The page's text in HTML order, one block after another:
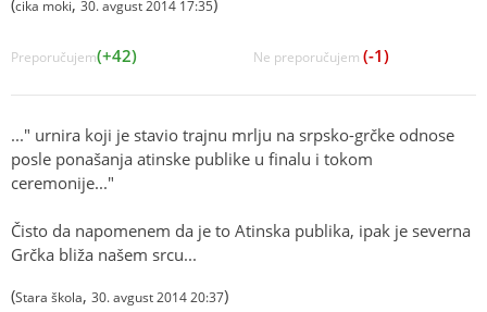
(cika moki, 30. avgust 2014 17:35)
Preporučujem(+42) Ne preporučujem (-1)
..." urnira koji je stavio trajnu mrlju na srpsko-grčke odnose
posle ponašanja atinske publike u finalu i tokom
ceremonije..."
Čisto da napomenem da je to Atinska publika, ipak je severna
Grčka bliža našem srcu...
(Stara škola, 30. avgust 2014 20:37)